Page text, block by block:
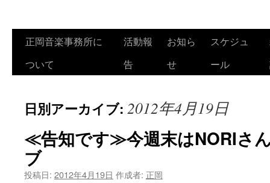
正岡音楽事務所に
ついて
活動報
告
お知ら
せ
スケジュ
ール
日別アーカイブ: 2012年4月19日
≪告知です≫今週末はNORIさ
ブ
投稿日: 2012年4月19日 作成者: 正岡